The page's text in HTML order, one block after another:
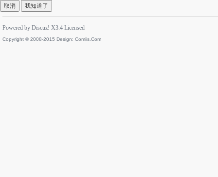
取消 我知道了
Powered by Discuz! X3.4 Licensed
Copyright © 2008-2015 Design: Comiis.Com